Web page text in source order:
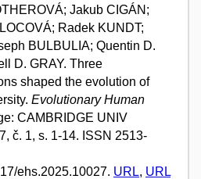
Jakub CIGÁN;
Radek KUNDT;
BULBULIA; Quentin D.
D. GRAY. Three
shaped the evolution of
Evolutionary Human
CAMBRIDGE UNIV
č. 1, s. 1-14. ISSN 2513-
ehs.2025.10027. URL, URL